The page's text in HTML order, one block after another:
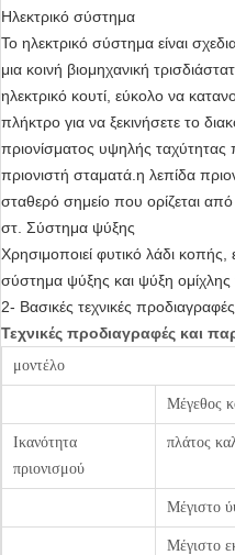
Ηλεκτρικό σύστημα
Το ηλεκτρικό σύστημα είναι
μια κοινή βιομηχανική
ηλεκτρικό κουτί, εύκολο να
πλήκτρο για να ξεκινήσετε το
πριονίσματος υψηλής ταχύτητας
πριονιστή σταματά.η λεπίδα
σταθερό σημείο που ορίζεται
στ. Σύστημα ψύξης
Χρησιμοποιεί φυτικό λάδι κοπής,
σύστημα ψύξης και ψύξη ομίχλης
2- Βασικές τεχνικές
Τεχνικές προδιαγραφές και
μοντέλο
Μέγεθος
Ικανότητα
πριονισμού
πλάτος
Μέγιστο
Μέγιστο